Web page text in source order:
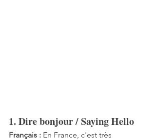
1. Dire bonjour / Saying Hello
Français : En France, c'est très